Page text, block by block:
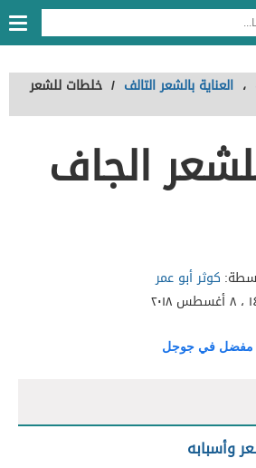
، العناية بالشعر التالف / خلطات للشعر
الجاف
كوثر أبو عمر
مفضل في جوجل
وأسبابه